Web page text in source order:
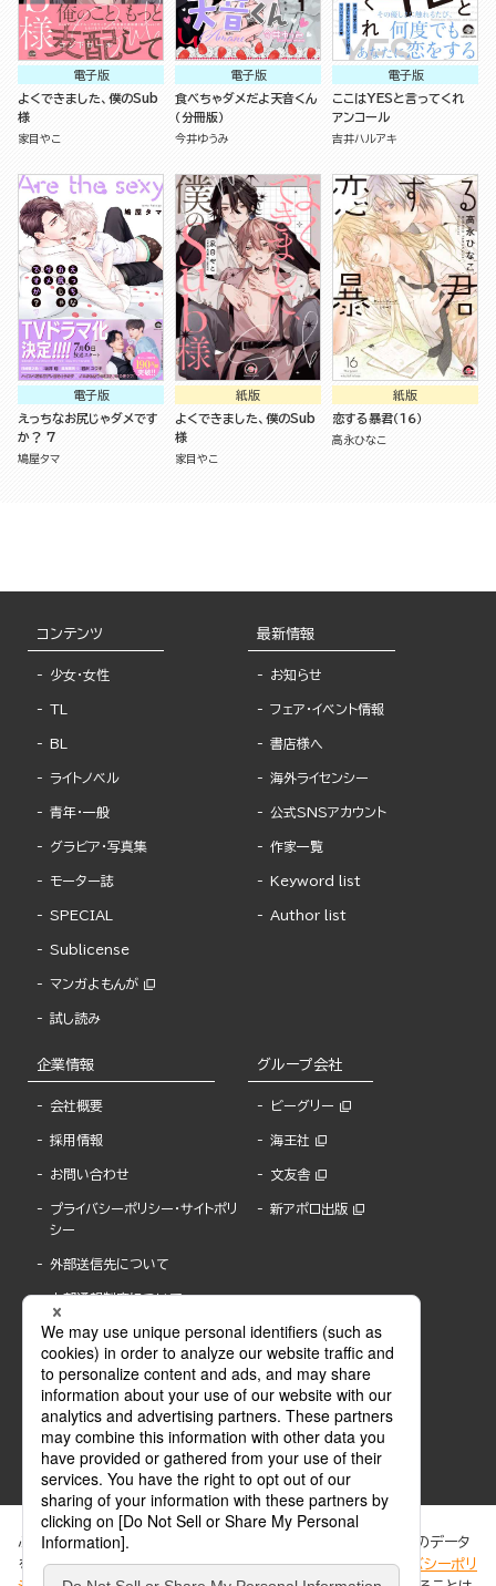
電子版
よくできました、僕のSub
様
家目やこ
電子版
食べちゃダメだよ天音くん
（分冊版）
今井ゆうみ
電子版
ここはYESと言ってくれ
アンコール
吉井ハルアキ
電子版
えっちなお尻じゃダメです
か？ 7
鳩屋タマ
紙版
よくできました、僕のSub
様
家目やこ
紙版
恋する暴君（１６）
高永ひなこ
コンテンツ
少女・女性
TL
BL
ライトノベル
青年・一般
グラビア・写真集
モーター誌
SPECIAL
Sublicense
マンガよもんが
試し読み
最新情報
お知らせ
フェア・イベント情報
書店様へ
海外ライセンシー
公式SNSアカウント
作家一覧
Keyword list
Author list
企業情報
会社概要
採用情報
お問い合わせ
プライバシーポリシー・サイトポリ
シー
外部送信先について
内部通報制度について
グループ会社
ビーグリー
海王社
文友舎
新アポロ出版
ぶんか社が運営するサイトでは、利便性向上のためにCookie等のデータ
を使用しています。 当社のCookieについての詳細は、「プライバシーポリ